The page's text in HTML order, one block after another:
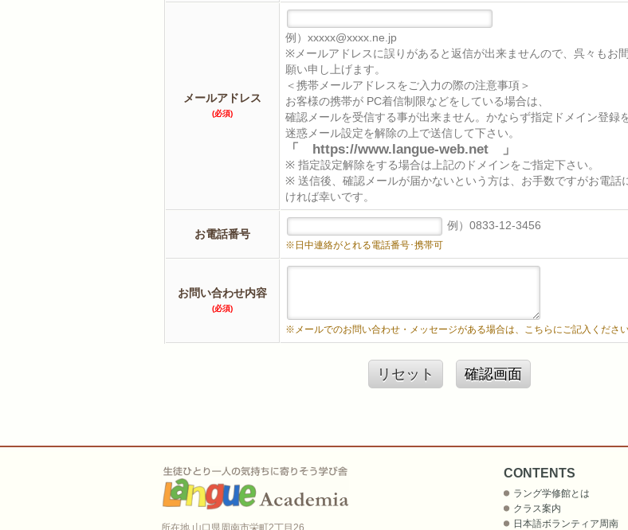
メールアドレス
(必須)
例）xxxxx@xxxx.ne.jp
※メールアドレスに誤りがあると返信が出来ませんので、呉々もお
願い申し上げます。
＜携帯メールアドレスをご入力の際の注意事項＞
お客様の携帯が PC着信制限などをしている場合は、
確認メールを受信する事が出来ません。かならず指定ドメイン登録
迷惑メール設定を解除の上で送信して下さい。
「 https://www.langue-web.net 」
※ 指定設定解除をする場合は上記のドメインをご指定下さい。
※ 送信後、確認メールが届かないという方は、お手数ですがお電話
ければ幸いです。
お電話番号
例）0833-12-3456
※日中連絡がとれる電話番号･携帯可
お問い合わせ内容
(必須)
※メールでのお問い合わせ・メッセージがある場合は、こちらにご記入ください
リセット 確認画面
所在地 山口県周南市栄町2丁目26
CONTENTS
ラング学修館とは
クラス案内
日本語ボランティア周南